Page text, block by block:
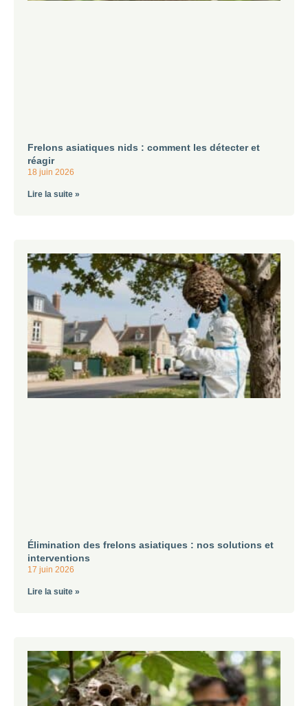
Frelons asiatiques nids : comment les détecter et
réagir
18 juin 2026
Lire la suite »
Élimination des frelons asiatiques : nos solutions et
interventions
17 juin 2026
Lire la suite »